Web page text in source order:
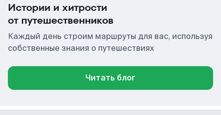
Истории и хитрости
от путешественников
Каждый день строим маршруты для вас, используя
собственные знания о путешествиях
Читать блог